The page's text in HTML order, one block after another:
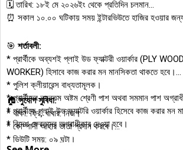
🗓️ তারিখ: ১৮ই মে ২০২৬ইং থেকে প্রতিদিন চলমান...
⏰ সকাল ১০.০০ ঘটিকায় সময় ইন্টারভিউতে হাজির হওয়ার
🎯 শর্তাবলী:
* প্রার্থীকে অব্যশই প্লাই উড ফ্যাক্টরী ওয়ার্কার (PLY
WORKER) হিসাবে কাজ করার মন মানসিকতা থাকতে হবে।
* পুলিশ ক্লীয়ারেন্স বাধ্যতামূলক।
* প্রার্থীদের ন্যূনতম অষ্টম শ্রেণী পাশ অথবা সমমান পাশ
* প্রার্থীকে প্লাই উড ফ্যাক্টরি ওয়ার্কার হিসেবে কাজ করার মন
* বিদেশ ফেরতদের অগ্রাধীকার দেওয়া হবে।
🏠সুযোগ সুবিধা:
* থাকা: ফ্রি, খাবার: নিজ।
* কোম্পানী আহার ভাতা প্রদান করবে।
* ডিউটি সময়: ০৯ ঘন্টা।